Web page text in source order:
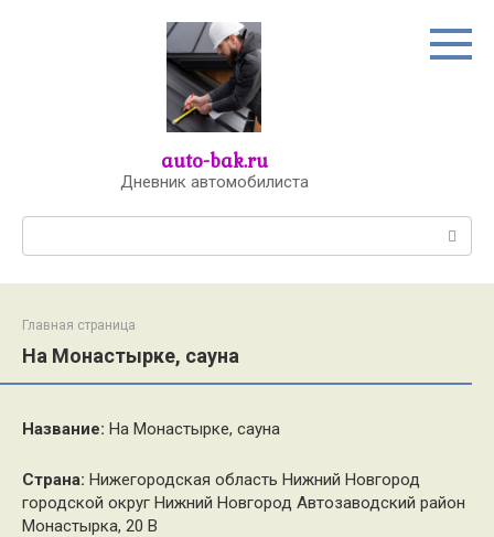
auto-bak.ru
Дневник автомобилиста
Главная страница
На Монастырке, сауна
Название: На Монастырке, сауна
Страна: Нижегородская область Нижний Новгород
городской округ Нижний Новгород Автозаводский район
Монастырка, 20 В